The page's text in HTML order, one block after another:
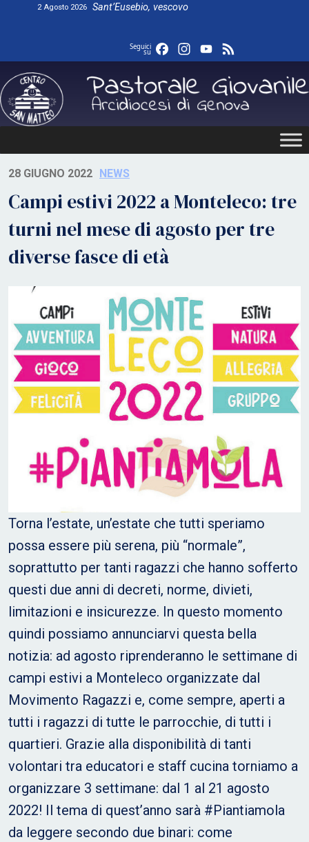
2 Agosto 2026 Sant’Eusebio, vescovo
Seguici
su FacebookInstagram
YouTube
28 GIUGNO 2022 NEWS
Campi estivi 2022 a Monteleco: tre
turni nel mese di agosto per tre
diverse fasce di età
Torna l’estate, un’estate che tutti speriamo
possa essere più serena, più “normale”,
soprattutto per tanti ragazzi che hanno sofferto
questi due anni di decreti, norme, divieti,
limitazioni e insicurezze. In questo momento
quindi possiamo annunciarvi questa bella
notizia: ad agosto riprenderanno le settimane di
campi estivi a Monteleco organizzate dal
Movimento Ragazzi e, come sempre, aperti a
tutti i ragazzi di tutte le parrocchie, di tutti i
quartieri. Grazie alla disponibilità di tanti
volontari tra educatori e staff cucina torniamo a
organizzare 3 settimane: dal 1 al 21 agosto
2022! Il tema di quest’anno sarà #Piantiamola
da leggere secondo due binari: come